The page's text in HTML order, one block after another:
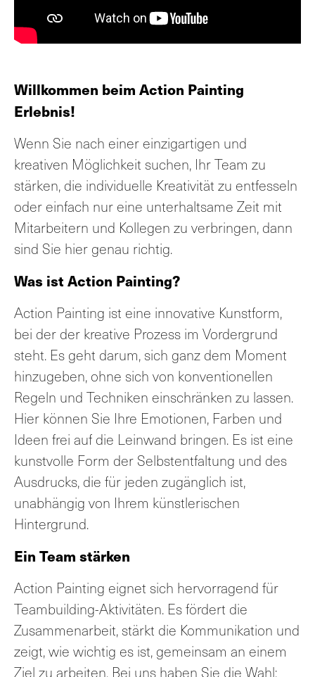
Willkommen beim Action Painting
Erlebnis!
Wenn Sie nach einer einzigartigen und
kreativen Möglichkeit suchen, Ihr Team zu
stärken, die individuelle Kreativität zu entfesseln
oder einfach nur eine unterhaltsame Zeit mit
Mitarbeitern und Kollegen zu verbringen, dann
sind Sie hier genau richtig.
Was ist Action Painting?
Action Painting ist eine innovative Kunstform,
bei der der kreative Prozess im Vordergrund
steht. Es geht darum, sich ganz dem Moment
hinzugeben, ohne sich von konventionellen
Regeln und Techniken einschränken zu lassen.
Hier können Sie Ihre Emotionen, Farben und
Ideen frei auf die Leinwand bringen. Es ist eine
kunstvolle Form der Selbstentfaltung und des
Ausdrucks, die für jeden zugänglich ist,
unabhängig von Ihrem künstlerischen
Hintergrund.
Ein Team stärken
Action Painting eignet sich hervorragend für
Teambuilding-Aktivitäten. Es fördert die
Zusammenarbeit, stärkt die Kommunikation und
zeigt, wie wichtig es ist, gemeinsam an einem
Ziel zu arbeiten. Bei uns haben Sie die Wahl: